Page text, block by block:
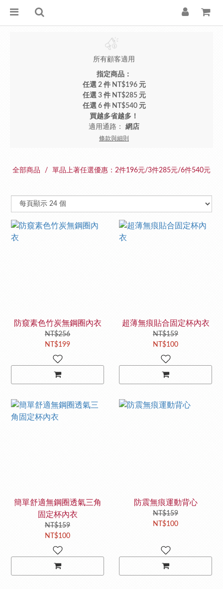
所有顧客適用
指定商品：
任選 2 件 NT$196 元
任選 3 件 NT$285 元
任選 6 件 NT$540 元
買越多省越多！
適用通路： 網店
條款與細則
全部商品 單品上著任選優惠：2件196元/3件285元/6件540元
防窺素色竹炭無鋼圈內衣
NT$256
NT$199
超薄無痕貼合固定杯內衣
NT$159
NT$100
簡單舒適無鋼圈透氣三角
固定杯內衣
NT$159
NT$100
防震無痕運動背心
NT$159
NT$100